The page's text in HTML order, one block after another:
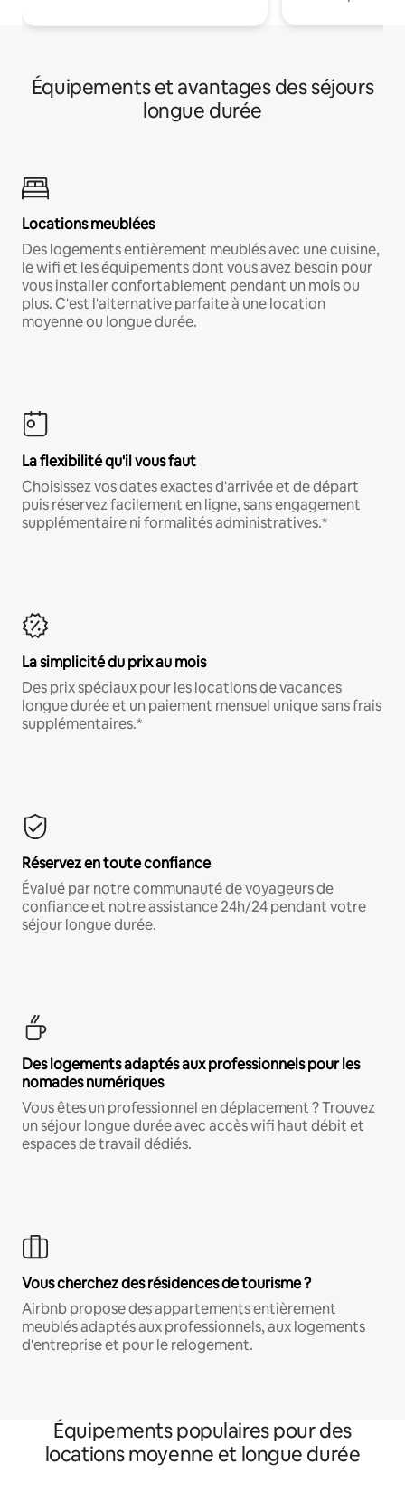
Équipements et avantages des séjours
longue durée
Locations meublées
Des logements entièrement meublés avec une cuisine,
le wifi et les équipements dont vous avez besoin pour
vous installer confortablement pendant un mois ou
plus. C'est l'alternative parfaite à une location
moyenne ou longue durée.
La flexibilité qu'il vous faut
Choisissez vos dates exactes d'arrivée et de départ
puis réservez facilement en ligne, sans engagement
supplémentaire ni formalités administratives.*
La simplicité du prix au mois
Des prix spéciaux pour les locations de vacances
longue durée et un paiement mensuel unique sans frais
supplémentaires.*
Réservez en toute confiance
Évalué par notre communauté de voyageurs de
confiance et notre assistance 24h/24 pendant votre
séjour longue durée.
Des logements adaptés aux professionnels pour les
nomades numériques
Vous êtes un professionnel en déplacement ? Trouvez
un séjour longue durée avec accès wifi haut débit et
espaces de travail dédiés.
Vous cherchez des résidences de tourisme ?
Airbnb propose des appartements entièrement
meublés adaptés aux professionnels, aux logements
d'entreprise et pour le relogement.
Équipements populaires pour des
locations moyenne et longue durée